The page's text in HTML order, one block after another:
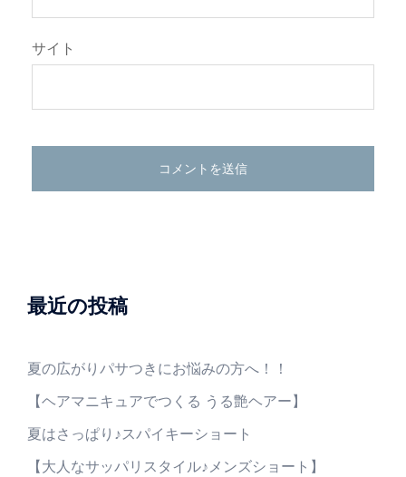
サイト
最近の投稿
夏の広がりパサつきにお悩みの方へ！！
【ヘアマニキュアでつくる うる艶ヘアー】
夏はさっぱり♪スパイキーショート
【大人なサッパリスタイル♪メンズショート】